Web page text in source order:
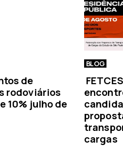
de
rodoviários
10% julho de
BLOG
cargas